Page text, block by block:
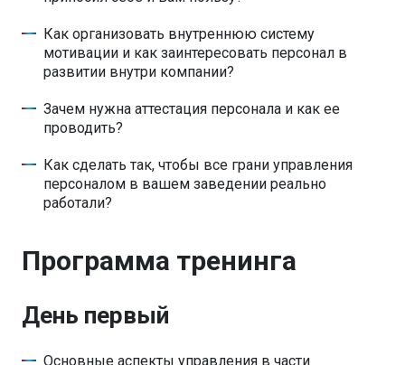
Как организовать внутреннюю систему
мотивации и как заинтересовать персонал в
развитии внутри компании?
Зачем нужна аттестация персонала и как ее
проводить?
Как сделать так, чтобы все грани управления
персоналом в вашем заведении реально
работали?
Программа тренинга
День первый
Основные аспекты управления в части